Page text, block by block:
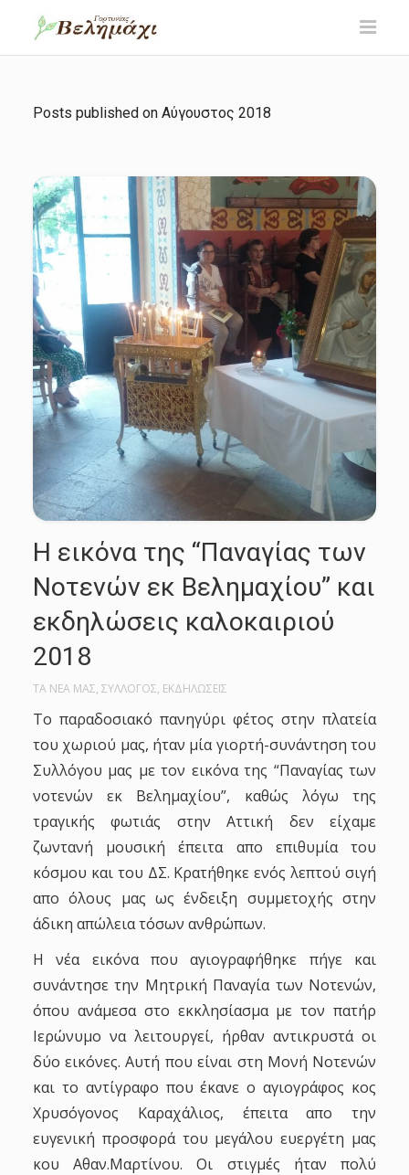
Posts published on Αύγουστος 2018
Η εικόνα της “Παναγίας των
Νοτενών εκ Βελημαχίου” και
εκδηλώσεις καλοκαιριού
2018
ΤΑ ΝΕΑ ΜΑΣ, ΣΥΛΛΟΓΟΣ, ΕΚΔΗΛΩΣΕΙΣ
Το παραδοσιακό πανηγύρι φέτος στην πλατεία
του χωριού μας, ήταν μία γιορτή-συνάντηση του
Συλλόγου μας με τον εικόνα της “Παναγίας των
νοτενών εκ Βελημαχίου”, καθώς λόγω της
τραγικής φωτιάς στην Αττική δεν είχαμε
ζωντανή μουσική έπειτα απο επιθυμία του
κόσμου και του ΔΣ. Κρατήθηκε ενός λεπτού σιγή
απο όλους μας ως ένδειξη συμμετοχής στην
άδικη απώλεια τόσων ανθρώπων.
Η νέα εικόνα που αγιογραφήθηκε πήγε και
συνάντησε την Μητρική Παναγία των Νοτενών,
όπου ανάμεσα στο εκκλησίασμα με τον πατήρ
Ιερώνυμο να λειτουργεί, ήρθαν αντικρυστά οι
δύο εικόνες. Αυτή που είναι στη Μονή Νοτενών
και το αντίγραφο που έκανε ο αγιογράφος κος
Χρυσόγονος Καραχάλιος, έπειτα απο την
ευγενική προσφορά του μεγάλου ευεργέτη μας
κου Αθαν.Μαρτίνου. Οι στιγμές ήταν πολύ